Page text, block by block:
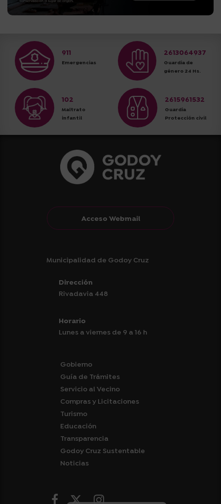
911
Emergencias
2613064937
Guardia de
género 24 Hs.
102
Maltrato
infantil
2615961532
Guardia
Protección civil
Acceso Webmail
Municipalidad de Godoy Cruz
Dirección
Rivadavia 448
Horario
Lunes a viernes de 9 a 16 h
Gobierno
Guía de Trámites
Servicio al Vecino
Compras y Licitaciones
Turismo
Educación
Transparencia
Godoy Cruz Sustentable
Noticias